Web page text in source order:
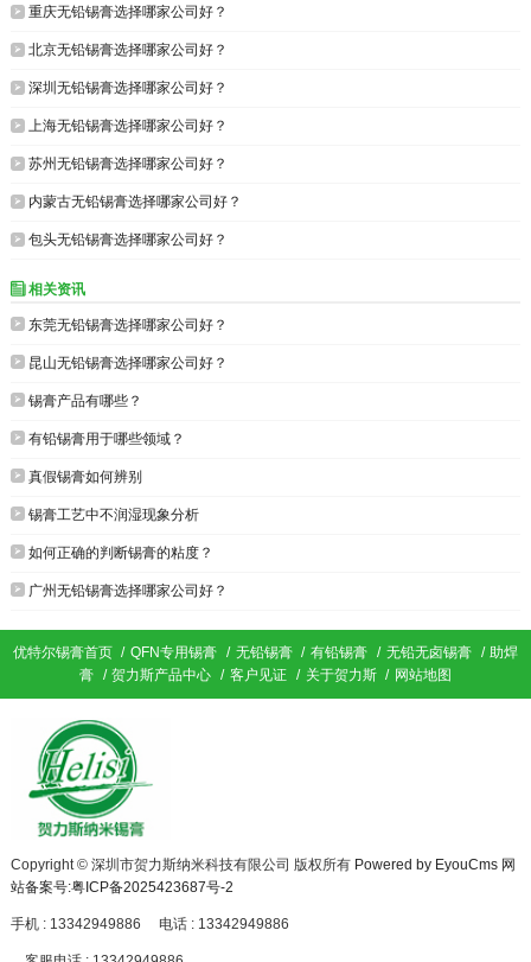
 重庆无铅锡膏选择哪家公司好？
 北京无铅锡膏选择哪家公司好？
 深圳无铅锡膏选择哪家公司好？
 上海无铅锡膏选择哪家公司好？
 苏州无铅锡膏选择哪家公司好？
 内蒙古无铅锡膏选择哪家公司好？
 包头无铅锡膏选择哪家公司好？
相关资讯
 东莞无铅锡膏选择哪家公司好？
 昆山无铅锡膏选择哪家公司好？
 锡膏产品有哪些？
 有铅锡膏用于哪些领域？
 真假锡膏如何辨别
 锡膏工艺中不润湿现象分析
 如何正确的判断锡膏的粘度？
 广州无铅锡膏选择哪家公司好？
优特尔锡膏首页 / QFN专用锡膏 / 无铅锡膏 / 有铅锡膏 / 无铅无卤锡膏 / 助焊
膏 / 贺力斯产品中心 / 客户见证 / 关于贺力斯 / 网站地图
Copyright © 深圳市贺力斯纳米科技有限公司 版权所有Powered by EyouCms 网
站备案号:粤ICP备2025423687号-2
手机 : 13342949886 电话 : 13342949886